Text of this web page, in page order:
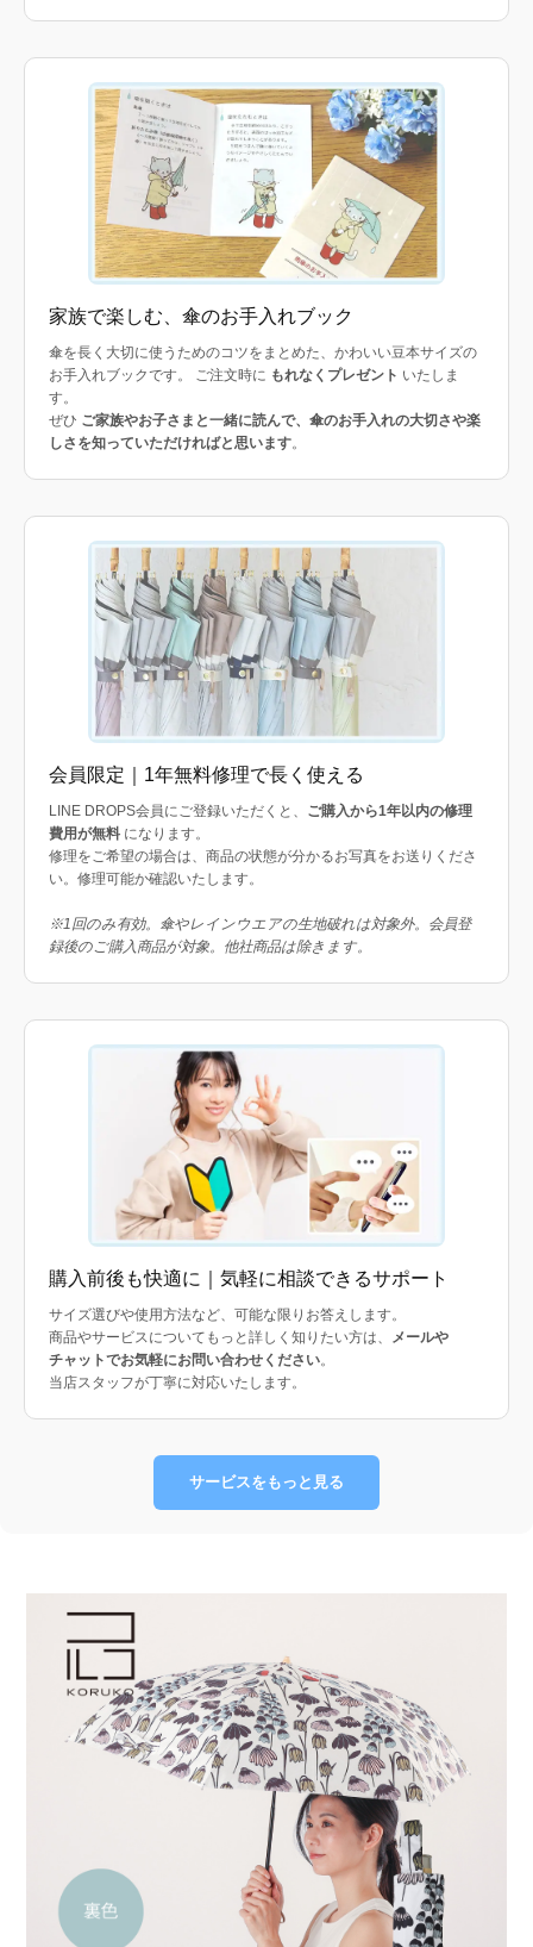
家族で楽しむ、傘のお手入れブック
傘を長く大切に使うためのコツをまとめた、かわいい豆本サイズの
お手入れブックです。 ご注文時に もれなくプレゼント いたしま
す。
ぜひ ご家族やお子さまと一緒に読んで、傘のお手入れの大切さや楽
しさを知っていただければと思います。
会員限定｜1年無料修理で長く使える
LINE DROPS会員にご登録いただくと、 ご購入から1年以内の修理
費用が無料 になります。
修理をご希望の場合は、商品の状態が分かるお写真をお送りくださ
い。修理可能か確認いたします。
※1回のみ有効。傘やレインウエアの生地破れは対象外。会員登
録後のご購入商品が対象。他社商品は除きます。
購入前後も快適に｜気軽に相談できるサポート
サイズ選びや使用方法など、可能な限りお答えします。
商品やサービスについてもっと詳しく知りたい方は、
メールや
チャットでお気軽にお問い合わせください。
当店スタッフが丁寧に対応いたします。
サービスをもっと見る